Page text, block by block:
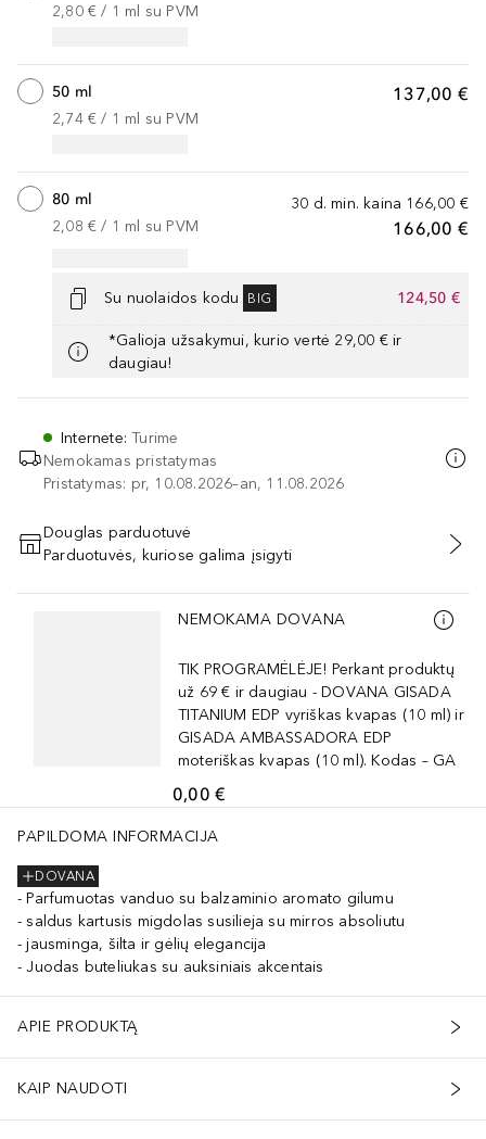
2,80 € / 1 ml su PVM
137,00 €
50 ml
2,74 € / 1 ml su PVM
30 d. min. kaina 166,00 €
166,00 €
80 ml
2,08 € / 1 ml su PVM
Su nuolaidos kodu BIG 124,50 €
*Galioja užsakymui, kurio vertė 29,00 € ir
daugiau!
Internete:Turime
Nemokamas pristatymas
Pristatymas: pr, 10.08.2026–an, 11.08.2026
PRIDĖTI Į KREPŠELĮ
Douglas parduotuvė
Parduotuvės, kuriose galima įsigyti
Praleisti slankiklį
NEMOKAMA DOVANA
TIK PROGRAMĖLĖJE! Perkant produktų
už 69 € ir daugiau - DOVANA GISADA
TITANIUM EDP vyriškas kvapas (10 ml) ir
GISADA AMBASSADORA EDP
moteriškas kvapas (10 ml). Kodas – GA
0,00 €
PAPILDOMA INFORMACIJA
DOVANA
Parfumuotas vanduo su balzaminio aromato gilumu
saldus kartusis migdolas susilieja su mirros absoliutu
jausminga, šilta ir gėlių elegancija
Juodas buteliukas su auksiniais akcentais
APIE PRODUKTĄ
KAIP NAUDOTI